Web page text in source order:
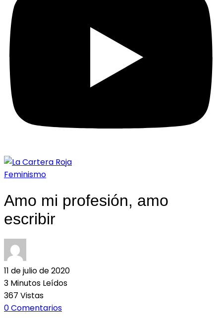
Feminismo
Amo mi profesión, amo
escribir
11 de julio de 2020
3 Minutos Leídos
367 Vistas
0 Comentarios